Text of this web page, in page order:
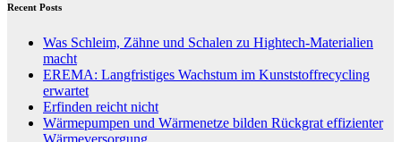
Recent Posts
Was Schleim, Zähne und Schalen zu Hightech-Materialien
macht
EREMA: Langfristiges Wachstum im Kunststoffrecycling
erwartet
Erfinden reicht nicht
Wärmepumpen und Wärmenetze bilden Rückgrat effizienter
Wärmeversorgung